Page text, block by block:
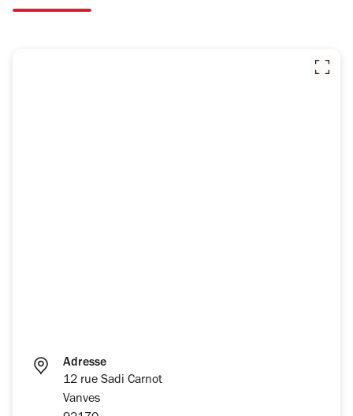
Adresse
12 rue Sadi Carnot
Vanves